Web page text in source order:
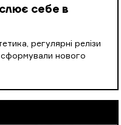
себе в
регулярні релізи
сформували нового